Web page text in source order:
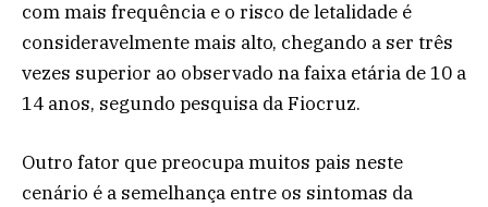
com mais frequência e o risco de letalidade é
consideravelmente mais alto, chegando a ser três
vezes superior ao observado na faixa etária de 10 a
14 anos, segundo pesquisa da Fiocruz.
Outro fator que preocupa muitos pais neste
cenário é a semelhança entre os sintomas da